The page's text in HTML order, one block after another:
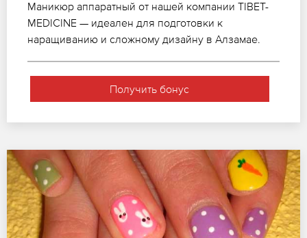
Маникюр аппаратный от нашей компании TIBET-
MEDICINE — идеален для подготовки к
наращиванию и сложному дизайну в Алзамае.
Получить бонус